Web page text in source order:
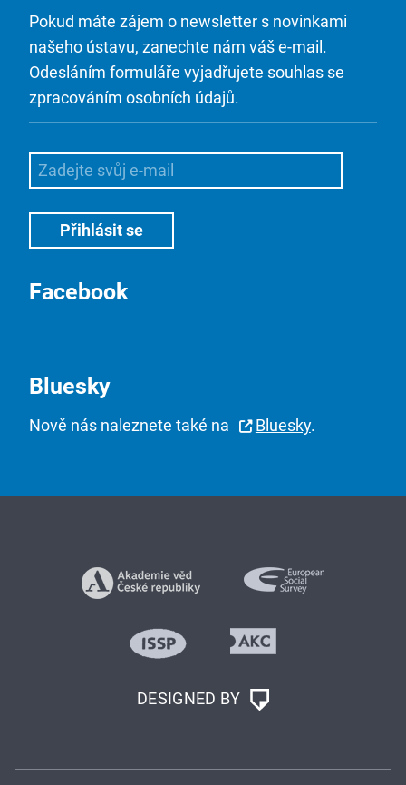
Pokud máte zájem o newsletter s novinkami
našeho ústavu, zanechte nám váš e-mail.
Odesláním formuláře vyjadřujete souhlas se
zpracováním osobních údajů.
Facebook
Bluesky
Nově nás naleznete také na Bluesky.
DESIGNED BY